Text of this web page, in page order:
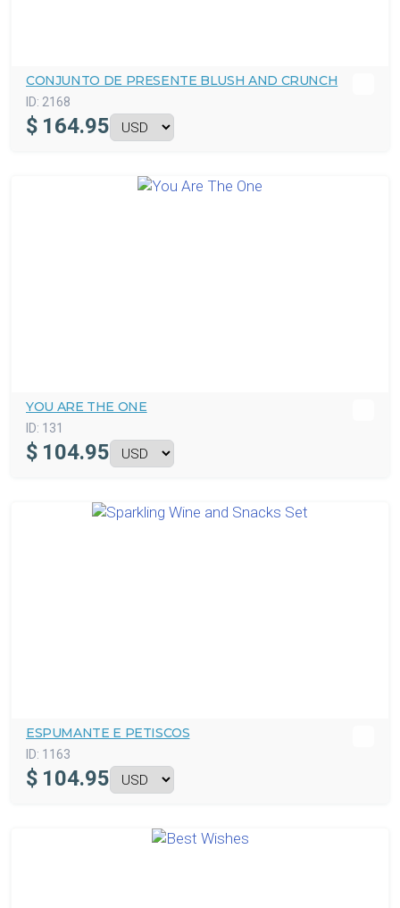
CONJUNTO DE PRESENTE BLUSH AND CRUNCH
ID: 2168
$ 164.95
YOU ARE THE ONE
ID: 131
$ 104.95
ESPUMANTE E PETISCOS
ID: 1163
$ 104.95